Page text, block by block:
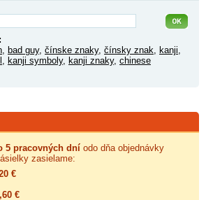
bad guy, čínske znaky, čínsky znak kanji
kanji symboly, kanji znaky, chinese
5 pracovných dní odo dňa objednávky
zasielame:
€
€